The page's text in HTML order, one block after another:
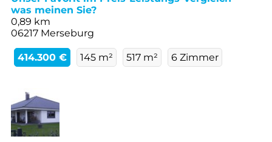
was meinen Sie?
0,89 km
06217 Merseburg
414.300 € 145 m² 517 m² 6 Zimmer